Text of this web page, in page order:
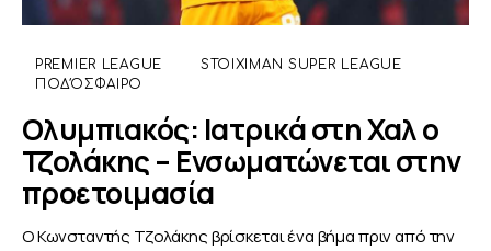
ΑΦΙΕΡΩΜΑΤΑ
PREMIER LEAGUE
STOIXIMAN SUPER LEAGUE
ΠΟΔΌΣΦΑΙΡΟ
Ολυμπιακός: Ιατρικά στη Χαλ ο
Τζολάκης – Ενσωματώνεται στην
προετοιμασία
Ο Κωνσταντής Τζολάκης βρίσκεται ένα βήμα πριν από την